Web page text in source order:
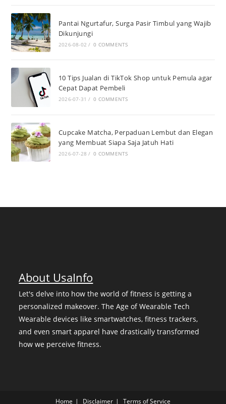
Pantai Ngurtafur, Surga Pasir Timbul yang Wajib
Dikunjungi
2026-08-02 / 0 COMMENTS
10 Tips Jualan di TikTok Shop untuk Pemula agar
Cepat Dapat Pembeli
2026-07-31 / 0 COMMENTS
Cupcake Matcha, Perpaduan Lembut dan Elegan
yang Membuat Siapa Saja Jatuh Hati
2026-07-28 / 0 COMMENTS
About UsaInfo
Let's delve into how the world of fitness is getting a
personalized makeover. The Age of Wearable Tech
Wearable devices like smartwatches, fitness trackers,
and even smart apparel have drastically transformed
how we perceive fitness.
Home Disclaimer Terms of Service